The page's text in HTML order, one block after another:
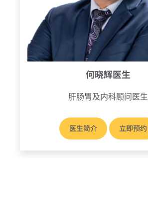
何晓辉医生
肝肠胃及内科顾问医生
医生简介 立即预约